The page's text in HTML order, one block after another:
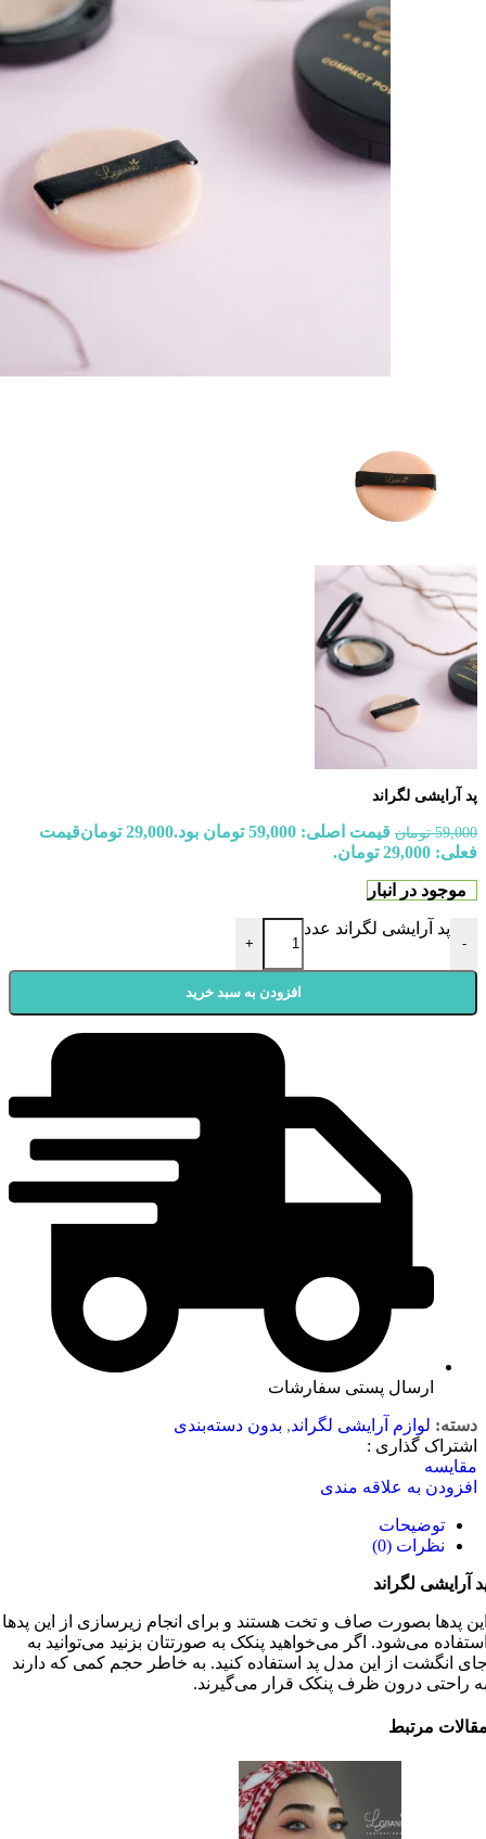
پد آرایشی لگراند
59,000 تومان قیمت اصلی: 59,000 تومان بود. 29,000 تومانقیمت
فعلی: 29,000 تومان.
موجود در انبار
-
پد آرایشی لگراند عدد
+
افزودن به سبد خرید
ارسال پستی سفارشات
دسته: لوازم آرایشی لگراند, بدون دسته‌بندی
اشتراک گذاری :
مقایسه
افزودن به علاقه مندی
توضیحات
نظرات (0)
آرایشی لگراند
پد‌ها بصورت صاف و تخت هستند و برای انجام زیرسازی از این پد‌ها
می‌شود. اگر می‌خواهید پنکک به صورتتان بزنید می‌توانید به
انگشت از این مدل پد استفاده کنید. به خاطر حجم کمی که دارند
راحتی درون ظرف پنکک قرار می‌گیرند.
مرتبط